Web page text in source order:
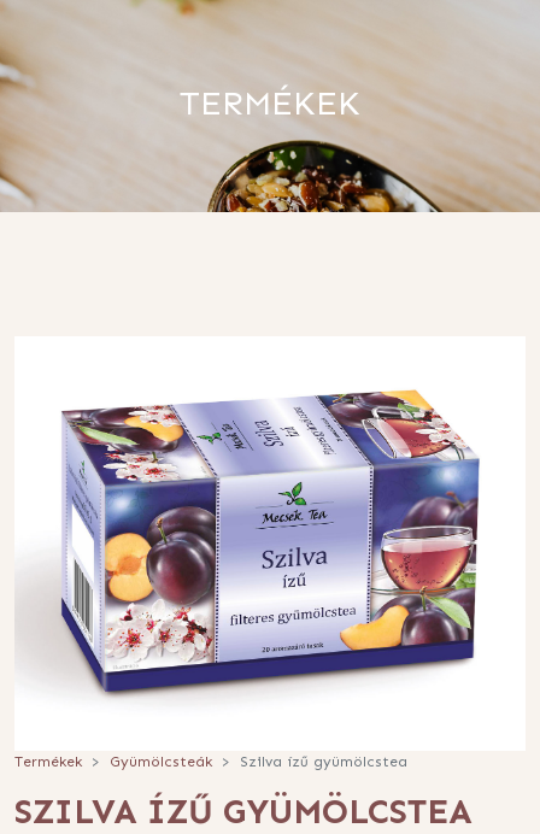
TERMÉKEK
Termékek Gyümölcsteák Szilva ízű gyümölcstea
SZILVA ÍZŰ GYÜMÖLCSTEA